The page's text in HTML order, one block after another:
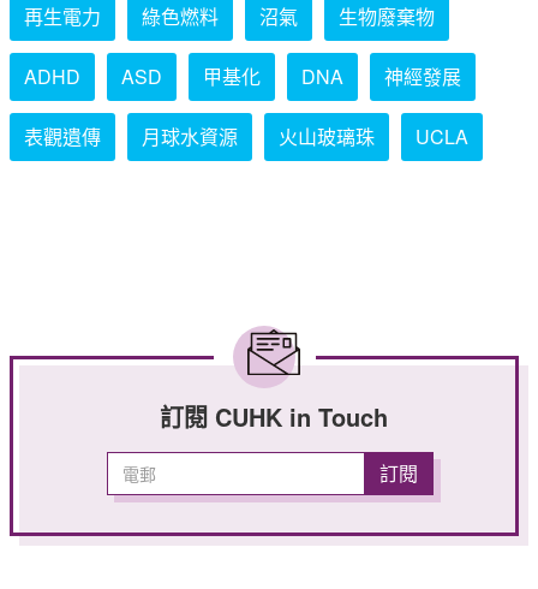
再生電力 綠色燃料 沼氣 生物廢棄物
ADHD ASD 甲基化 DNA 神經發展
表觀遺傳 月球水資源 火山玻璃珠 UCLA
訂閱 CUHK in Touch